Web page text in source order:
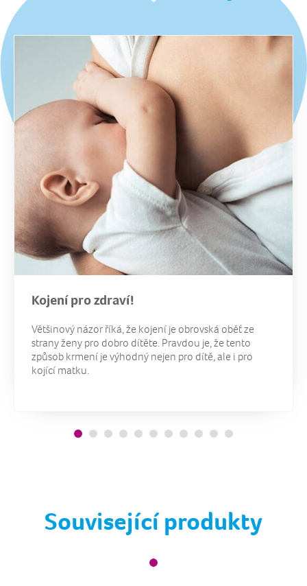
Kojení pro zdraví!
Většinový názor říká, že kojení je obrovská oběť ze
strany ženy pro dobro dítěte. Pravdou je, že tento
způsob krmení je výhodný nejen pro dítě, ale i pro
kojící matku.
Související produkty